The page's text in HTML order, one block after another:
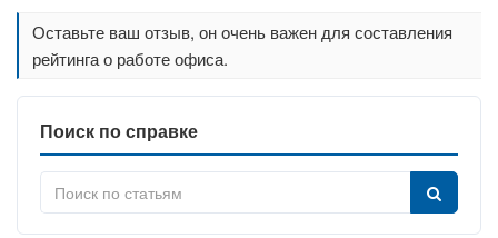
Оставьте ваш отзыв, он очень важен для составления
рейтинга о работе офиса.
Поиск по справке